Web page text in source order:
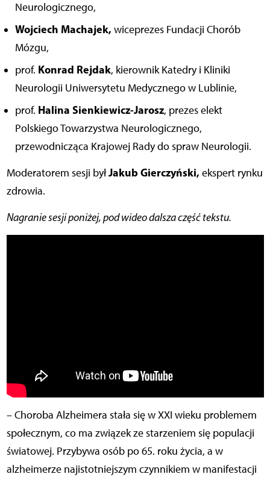
Neurologicznego,
Wojciech Machajek, wiceprezes Fundacji Chorób
Mózgu,
prof. Konrad Rejdak, kierownik Katedry i Kliniki
Neurologii Uniwersytetu Medycznego w Lublinie,
prof. Halina Sienkiewicz-Jarosz, prezes elekt
Polskiego Towarzystwa Neurologicznego,
przewodnicząca Krajowej Rady do spraw Neurologii.
Moderatorem sesji byłJakub Gierczyński, ekspert rynku
zdrowia.
Nagranie sesji poniżej, pod wideo dalsza część tekstu.
– Choroba Alzheimera stała się w XXI wieku problemem
społecznym, co ma związek ze starzeniem się populacji
światowej. Przybywa osób po 65. roku życia, a w
alzheimerze najistotniejszym czynnikiem w manifestacji